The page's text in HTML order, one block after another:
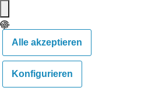
Alle akzeptieren
Konfigurieren